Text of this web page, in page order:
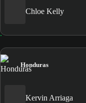
Chloe Kelly
Honduras
Kervin Arriaga